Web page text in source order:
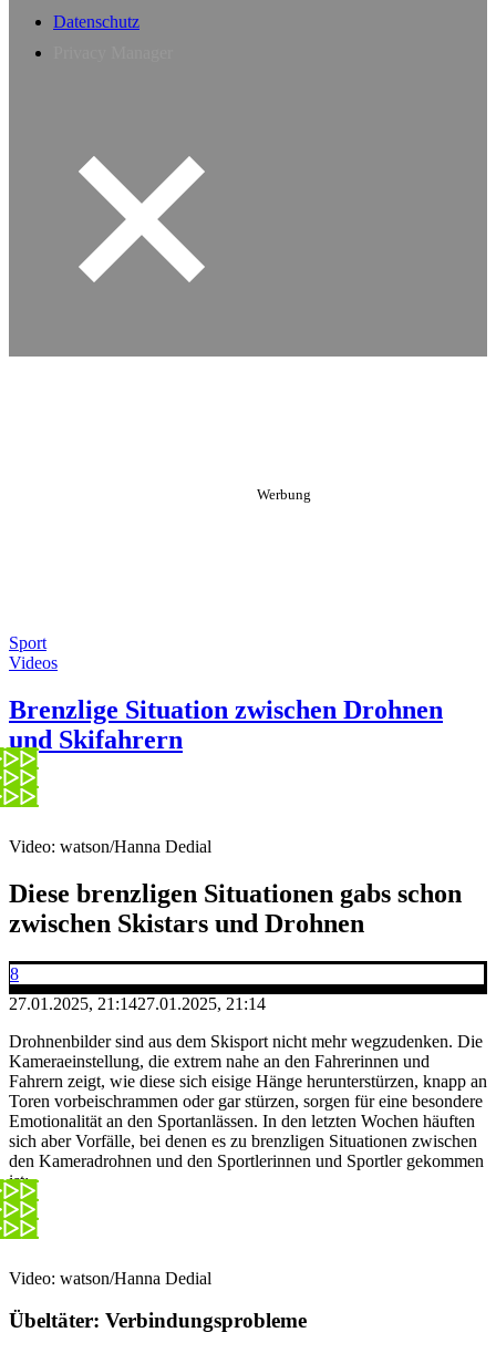
Datenschutz
Sport
Videos
Brenzlige Situation zwischen Drohnen
und Skifahrern
Video: watson/Hanna Dedial
Diese brenzligen Situationen gabs schon
zwischen Skistars und Drohnen
8
27.01.2025, 21:1427.01.2025, 21:14
Drohnenbilder sind aus dem Skisport nicht mehr wegzudenken. Die
Kameraeinstellung, die extrem nahe an den Fahrerinnen und
Fahrern zeigt, wie diese sich eisige Hänge herunterstürzen, knapp an
Toren vorbeischrammen oder gar stürzen, sorgen für eine besondere
Emotionalität an den Sportanlässen. In den letzten Wochen häuften
sich aber Vorfälle, bei denen es zu brenzligen Situationen zwischen
den Kameradrohnen und den Sportlerinnen und Sportler gekommen
ist:
Video: watson/Hanna Dedial
Übeltäter: Verbindungsprobleme